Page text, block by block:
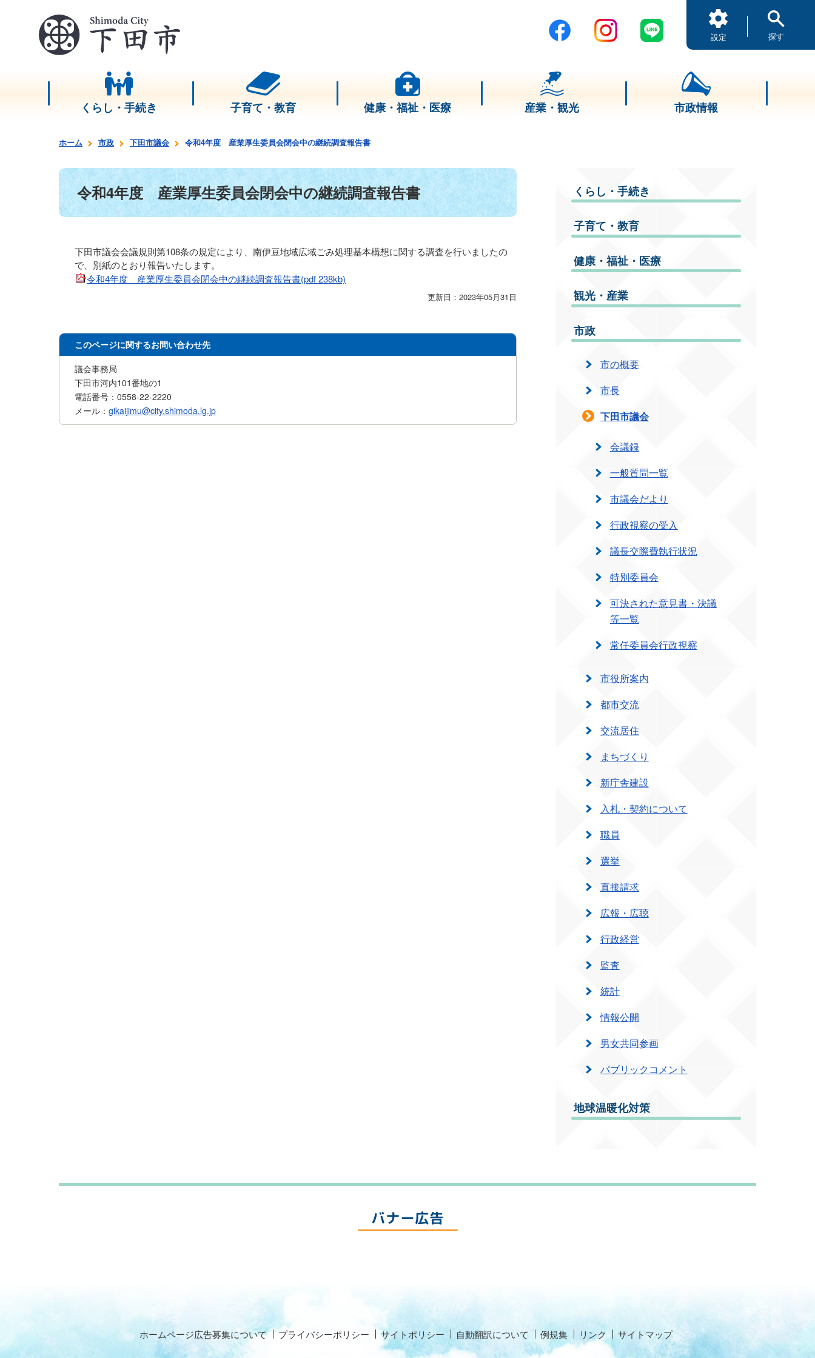
設定 探す
くらし・手続き 子育て・教育 健康・福祉・医療 産業・観光 市政情報
ホーム 市政 下田市議会 令和4年度 産業厚生委員会閉会中の継続調査報告書
令和4年度 産業厚生委員会閉会中の継続調査報告書
下田市議会会議規則第108条の規定により、南伊豆地域広域ごみ処理基本構想に関する調査を行いましたの
で、別紙のとおり報告いたします。
令和4年度 産業厚生委員会閉会中の継続調査報告書(pdf 238kb)
更新日：2023年05月31日
このページに関するお問い合わせ先
議会事務局
下田市河内101番地の1
電話番号：0558-22-2220
メール： gikaijimu@city.shimoda.lg.jp
くらし・手続き
子育て・教育
健康・福祉・医療
観光・産業
市政
市の概要
市長
下田市議会
会議録
一般質問一覧
市議会だより
行政視察の受入
議長交際費執行状況
特別委員会
可決された意見書・決議
等一覧
常任委員会行政視察
市役所案内
都市交流
交流居住
まちづくり
新庁舎建設
入札・契約について
職員
選挙
直接請求
広報・広聴
行政経営
監査
統計
情報公開
男女共同参画
パブリックコメント
地球温暖化対策
バナー広告
ホームページ広告募集について プライバシーポリシー サイトポリシー 自動翻訳について 例規集 リンク サイトマップ